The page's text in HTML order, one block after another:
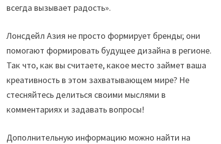
всегда вызывает радость».
Лонсдейл Азия не просто формирует бренды; они
помогают формировать будущее дизайна в регионе.
Так что, как вы считаете, какое место займет ваша
креативность в этом захватывающем мире? Не
стесняйтесь делиться своими мыслями в
комментариях и задавать вопросы!
Дополнительную информацию можно найти на